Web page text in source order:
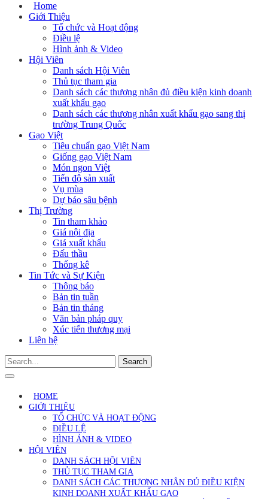
Home
Giới Thiệu
Tổ chức và Hoạt động
Điều lệ
Hình ảnh & Video
Hội Viên
Danh sách Hội Viên
Thủ tục tham gia
Danh sách các thương nhân đủ điều kiện kinh doanh
xuất khẩu gạo
Danh sách các thương nhân xuất khẩu gạo sang thị
trường Trung Quốc
Gạo Việt
Tiêu chuẩn gạo Việt Nam
Giống gạo Việt Nam
Món ngon Việt
Tiến độ sản xuất
Vụ mùa
Dự báo sâu bệnh
Thị Trường
Tin tham khảo
Giá nội địa
Giá xuất khẩu
Đấu thầu
Thống kê
Tin Tức và Sự Kiện
Thông báo
Bản tin tuần
Bản tin tháng
Văn bản pháp quy
Xúc tiến thương mại
Liên hệ
Search
HOME
GIỚI THIỆU
TỔ CHỨC VÀ HOẠT ĐỘNG
ĐIỀU LỆ
HÌNH ẢNH & VIDEO
HỘI VIÊN
DANH SÁCH HỘI VIÊN
THỦ TỤC THAM GIA
DANH SÁCH CÁC THƯƠNG NHÂN ĐỦ ĐIỀU KIỆN
KINH DOANH XUẤT KHẨU GẠO